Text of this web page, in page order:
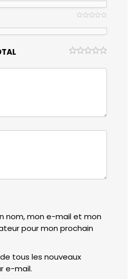
nom, mon e-mail et mon
pour mon prochain
tous les nouveaux
e-mail.